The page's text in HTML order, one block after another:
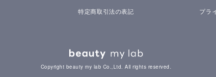
特定商取引法の表記 プラ
Copyright beauty my lab Co.,Ltd. All rights reserved.